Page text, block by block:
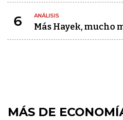
6 ANÁLISIS
Más Hayek, mucho
MÁS DE